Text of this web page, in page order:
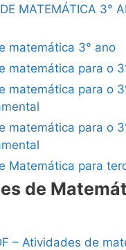
MATEMÁTICA 3°
matemática 3° ano
matemática para o
matemática para o
matemática para o
Matemática para
de
– Atividades de